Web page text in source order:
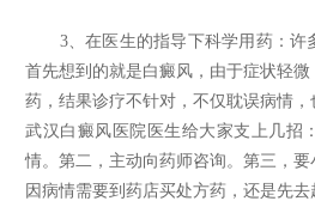
3、在医生的指导下科学用药：许
首先想到的就是白癜风，由于症状轻
药，结果诊疗不针对，不仅耽误病情
武汉白癜风医院医生给大家支上几招
情。第二，主动向药师咨询。第三，要
因病情需要到药店买处方药，还是先